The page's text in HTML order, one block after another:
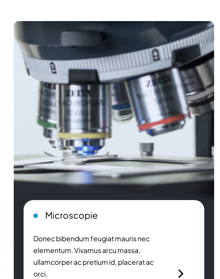
Microscopie
Donec bibendum feugiat mauris nec
elementum. Vivamus arcu massa,
ullamcorper ac pretium id, placerat ac
orci.